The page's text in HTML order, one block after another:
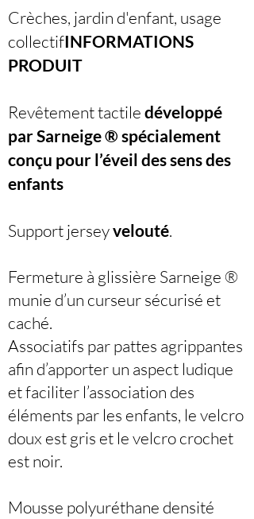
Crèches, jardin d'enfant, usage
collectifINFORMATIONS
PRODUIT
Revêtement tactile développé
par Sarneige ® spécialement
conçu pour l’éveil dessens des
enfants
Support jerseyvelouté.
Fermeture à glissière Sarneige ®
munie d’un curseur sécurisé et
caché.
Associatifs par pattes agrippantes
afin d’apporter un aspect ludique
et faciliter l’association des
éléments par les enfants, le velcro
doux est gris et le velcro crochet
est noir.
Mousse polyuréthane densité